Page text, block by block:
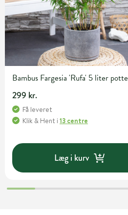
Bambus Fargesia 'Rufa' 5 liter potte
299 kr.
Få leveret
Klik & Hent i 13 centre
Læg i kurv